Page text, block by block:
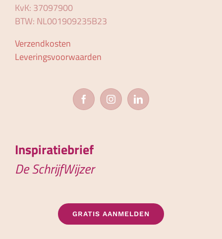
KvK: 37097900
BTW: NL001909235B23
Verzendkosten
Leveringsvoorwaarden
Inspiratiebrief
De SchrijfWijzer
GRATIS AANMELDEN